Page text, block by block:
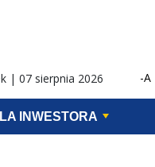
| 07 sierpnia 2026 -A
INWESTORA